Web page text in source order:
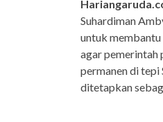
Suhardiman
untuk
agar pemerintah
permanen di tepi
ditetapkan